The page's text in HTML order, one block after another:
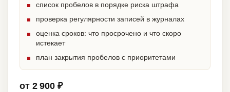
список пробелов в порядке риска штрафа
проверка регулярности записей в журналах
оценка сроков: что просрочено и что скоро
истекает
план закрытия пробелов с приоритетами
от 2 900 ₽